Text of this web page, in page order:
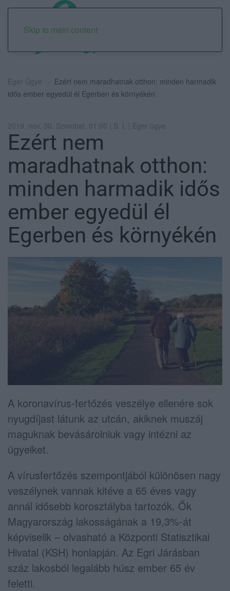
Skip to main content
Eger Ügye
Ezért nem maradhatnak otthon: minden harmadik
idős ember egyedül él Egerben és környékén
2019. nov. 30. Szombat, 01:00 | S. I. | Eger ügye
Ezért nem
maradhatnak otthon:
minden harmadik idős
ember egyedül él
Egerben és környékén
A koronavírus-fertőzés veszélye ellenére sok
nyugdíjast látunk az utcán, akiknek muszáj
maguknak bevásárolniuk vagy intézni az
ügyeiket.
A vírusfertőzés szempontjából különösen nagy
veszélynek vannak kitéve a 65 éves vagy
annál idősebb korosztályba tartozók. Ők
Magyarország lakosságának a 19,3%-át
képviselik – olvasható a Központi Statisztikai
Hivatal (KSH) honlapján. Az Egri Járásban
száz lakosból legalább húsz ember 65 év
feletti.